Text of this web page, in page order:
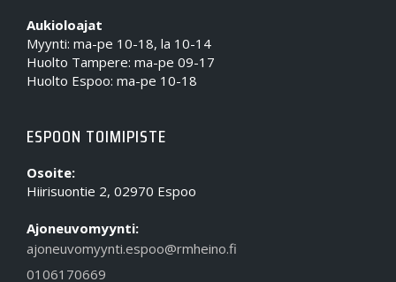
Aukioloajat
Myynti: ma-pe 10-18, la 10-14
Huolto Tampere: ma-pe 09-17
Huolto Espoo: ma-pe 10-18
ESPOON TOIMIPISTE
Osoite:
Hiirisuontie 2, 02970 Espoo
Ajoneuvomyynti:
ajoneuvomyynti.espoo@rmheino.fi
0106170669